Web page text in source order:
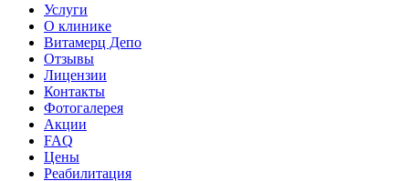
Услуги
О клинике
Витамерц Депо
Отзывы
Лицензии
Контакты
Фотогалерея
Акции
FAQ
Цены
Реабилитация